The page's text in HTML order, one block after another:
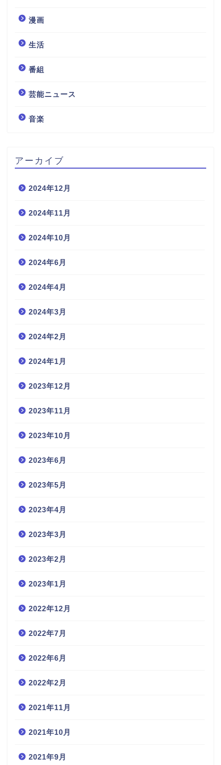
漫画
生活
番組
芸能ニュース
音楽
アーカイブ
2024年12月
2024年11月
2024年10月
2024年6月
2024年4月
2024年3月
2024年2月
2024年1月
2023年12月
2023年11月
2023年10月
2023年6月
2023年5月
2023年4月
2023年3月
2023年2月
2023年1月
2022年12月
2022年7月
2022年6月
2022年2月
2021年11月
2021年10月
2021年9月